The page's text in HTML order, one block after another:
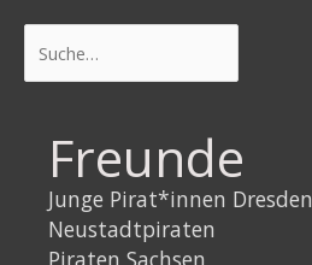
Freunde
Junge Pirat*innen Dresden
Neustadtpiraten
Piraten Sachsen